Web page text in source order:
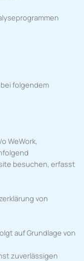
folgendem
WeWork,
besuchen, erfasst
von
auf Grundlage von
zuverlässigen